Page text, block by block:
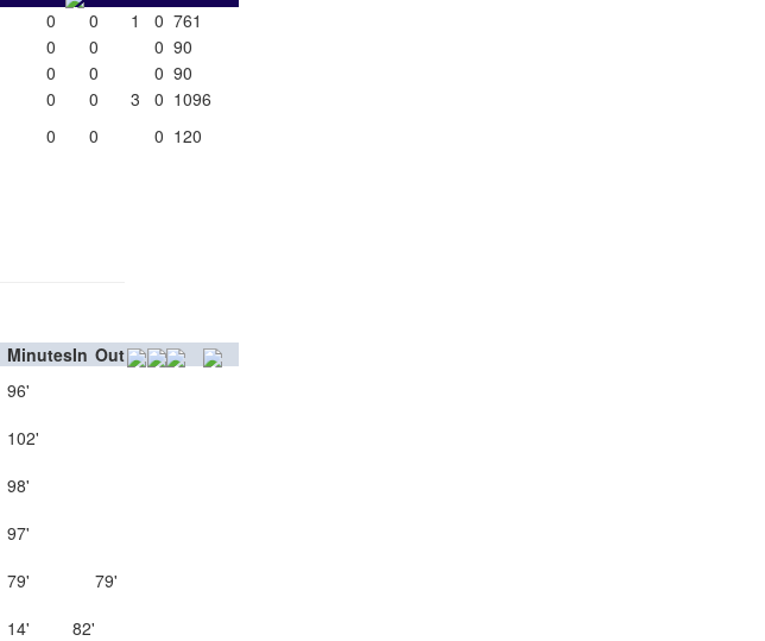
0 0 1 0 761
0 0 0 90
0 0 0 90
0 0 3 0 1096
0 0 0 120
MinutesIn Out
96'
102'
98'
97'
79'
79'
14' 82'